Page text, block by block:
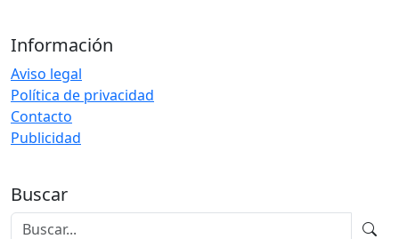
Información
Aviso legal
Política de privacidad
Contacto
Publicidad
Buscar